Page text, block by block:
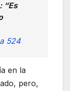
“Es
524
en la
pero,